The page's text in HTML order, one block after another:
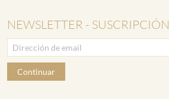
NEWSLETTER - SUSCRIPCIÓN
Continuar